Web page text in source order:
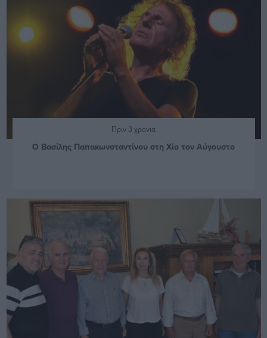
Πριν 3 χρόνια
Ο Βασίλης Παπακωνσταντίνου στη Χίο τον Αύγουστο